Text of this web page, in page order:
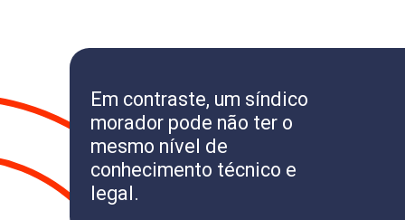
Em contraste, um síndico
morador pode não ter o
mesmo nível de
conhecimento técnico e
legal.